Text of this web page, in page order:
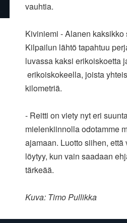
vauhtia.
Kiviniemi - Alanen
Kilpailun lähtö tapahtuu
luvassa kaksi erikoiskoetta
erikoiskokeella, joista
kilometriä.
- Reitti on viety nyt eri
mielenkiinnolla odotamme
ajamaan. Luotto siihen,
löytyy, kun vain saadaan
tärkeää.
Kuva: Timo Pullikka